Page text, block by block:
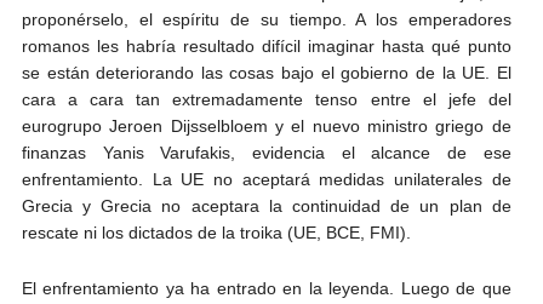
proponérselo, el espíritu de su tiempo. A los emperadores
romanos les habría resultado difícil imaginar hasta qué punto
se están deteriorando las cosas bajo el gobierno de la UE. El
cara a cara tan extremadamente tenso entre el jefe del
eurogrupo Jeroen Dijsselbloem y el nuevo ministro griego de
finanzas Yanis Varufakis, evidencia el alcance de ese
enfrentamiento. La UE no aceptará medidas unilaterales de
Grecia y Grecia no aceptara la continuidad de un plan de
rescate ni los dictados de la troika (UE, BCE, FMI).
El enfrentamiento ya ha entrado en la leyenda. Luego de que